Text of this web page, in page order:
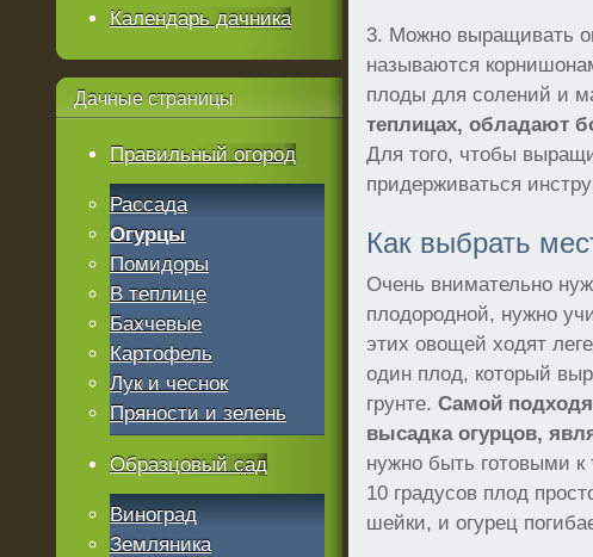
3. Можно выращивать
называются
плоды для солений и
теплицах, обладают
Для того, чтобы
придерживаться
Как выбрать
Очень внимательно
плодородной, нужно
этих овощей ходят
один плод, который
грунте.Самой
высадка огурцов,
нужно быть готовыми к
10 градусов плод
шейки, и огурец
Календарь дачника
Дачные страницы
Правильный огород
Рассада
Огурцы
Помидоры
В теплице
Бахчевые
Картофель
Лук и чеснок
Пряности и зелень
Образцовый сад
Виноград
Земляника